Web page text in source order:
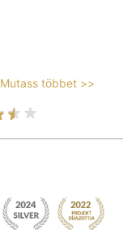
Mutass többet >>